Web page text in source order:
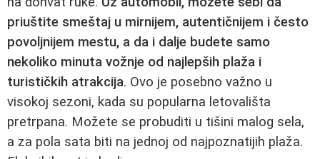
priuštite smeštaj u mirnijem, autentičnijem i često
povoljnijem mestu, a da i dalje budete samo
nekoliko minuta vožnje od najlepših plaža i
turističkih atrakcija. Ovo je posebno važno u
visokoj sezoni, kada su popularna letovališta
pretrpana. Možete se probuditi u tišini malog sela,
a za pola sata biti na jednoj od najpoznatijih plaža.